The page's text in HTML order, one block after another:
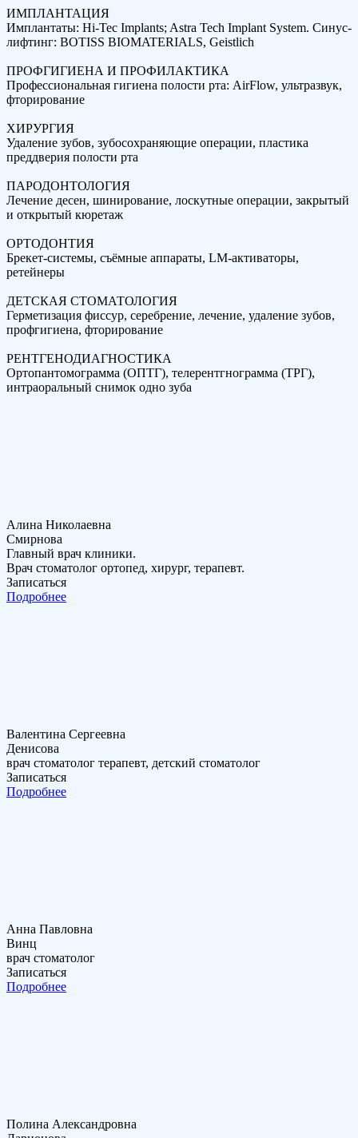
ИМПЛАНТАЦИЯ
Имплантаты: Hi-Tec Implants; Astra Tech Implant System. Синус-
лифтинг: BOTISS BIOMATERIALS, Geistlich
ПРОФГИГИЕНА И ПРОФИЛАКТИКА
Профессиональная гигиена полости рта: AirFlow, ультразвук,
фторирование
ХИРУРГИЯ
Удаление зубов, зубосохраняющие операции, пластика
преддверия полости рта
ПАРОДОНТОЛОГИЯ
Лечение десен, шинирование, лоскутные операции, закрытый
и открытый кюретаж
ОРТОДОНТИЯ
Брекет-системы, съёмные аппараты, LM-активаторы,
ретейнеры
ДЕТСКАЯ СТОМАТОЛОГИЯ
Герметизация фиссур, серебрение, лечение, удаление зубов,
профгигиена, фторирование
РЕНТГЕНОДИАГНОСТИКА
Ортопантомограмма (ОПТГ), телерентгнограмма (ТРГ),
интраоральный снимок одно зуба
Алина Николаевна
Смирнова
Главный врач клиники.
Врач стоматолог ортопед, хирург, терапевт.
Записаться
Подробнее
Валентина Сергеевна
Денисова
врач стоматолог терапевт, детский стоматолог
Записаться
Подробнее
Анна Павловна
Винц
врач стоматолог
Записаться
Подробнее
Полина Александровна